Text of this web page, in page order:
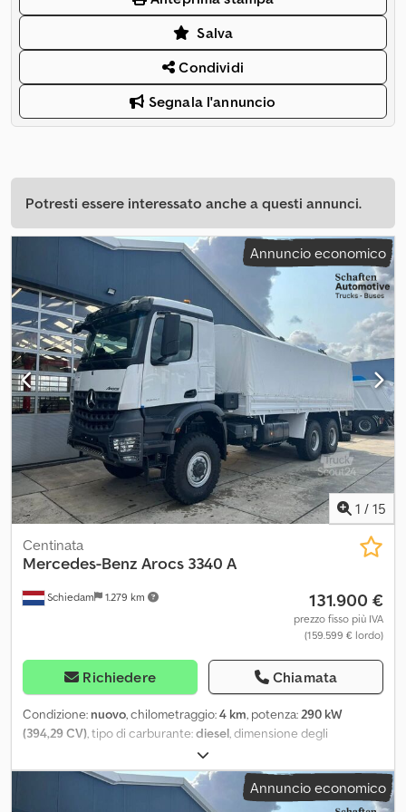
Salva
Condividi
Segnala l'annuncio
Potresti essere interessato anche a questi annunci.
Annuncio economico
1 / 15
Schiedam 1.279 km
Centinata
Mercedes-Benz Arocs 3340 A
131.900 €
prezzo fisso più IVA
(159.599 € lordo)
Richiedere Chiamata
Condizione: nuovo, chilometraggio:4 km, potenza: 290 kW
(394,29 CV) , tipo di carburante:diesel , dimensione degli
, configurazione degli assi:
mm, carburante:diesel, capacità del serbatoio del carburante:
bianco, tipo di ingranaggio: automatico , numero di
Annuncio economico